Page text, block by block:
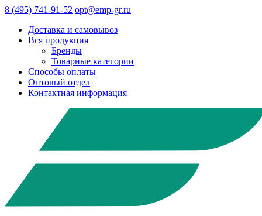
8 (495) 741-91-52 opt@emp-gr.ru
Доставка и самовывоз
Вся продукция
Бренды
Товарные категории
Способы оплаты
Оптовый отдел
Контактная информация